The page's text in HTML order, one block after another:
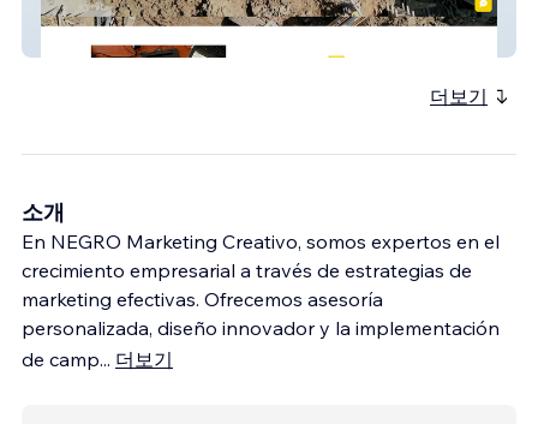
Empresa Constructora
더보기
소개
En NEGRO Marketing Creativo, somos expertos en el
crecimiento empresarial a través de estrategias de
marketing efectivas. Ofrecemos asesoría
personalizada, diseño innovador y la implementación
de camp... 더보기